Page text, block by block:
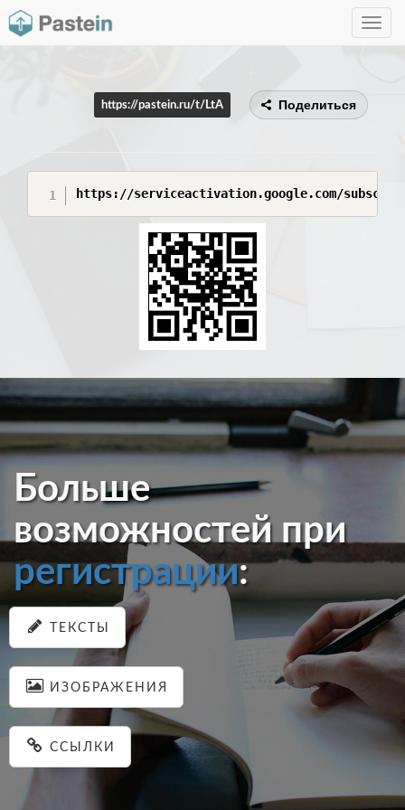
Toggle
https://pastein.ru/t/LtA Поделиться
https://serviceactivation.google.com/subscription/new/
Больше
возможностей при
регистрации:
ТЕКСТЫ
ИЗОБРАЖЕНИЯ
ССЫЛКИ